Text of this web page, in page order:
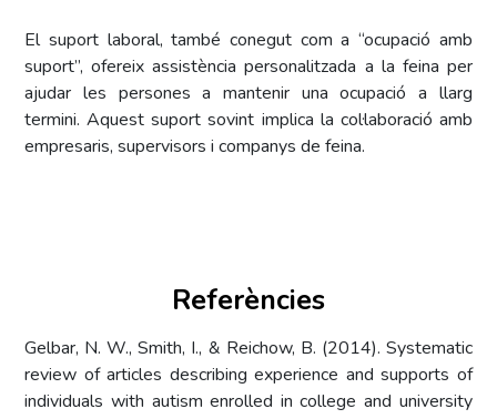
El suport laboral, també conegut com a “ocupació amb
suport”, ofereix assistència personalitzada a la feina per
ajudar les persones a mantenir una ocupació a llarg
termini. Aquest suport sovint implica la col·laboració amb
empresaris, supervisors i companys de feina.
Referències
Gelbar, N. W., Smith, I., & Reichow, B. (2014). Systematic
review of articles describing experience and supports of
individuals with autism enrolled in college and university